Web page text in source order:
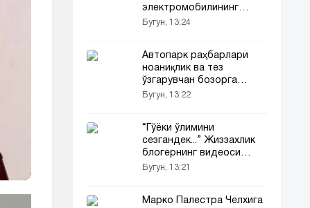
электромобилининг
арзонроқ 53 версияси
Бугун, 13:24
Автопарк раҳбарлари
ноаниқлик ва тез
ўзгарувчан бозорга
мослашиши керак
Бугун, 13:22
“Гўёки ўлимини
сезгандек...” Жиззахлик
блогернинг видеоси
ижтимоий тармоқларда
Бугун, 13:21
Марко Палестра Челхига